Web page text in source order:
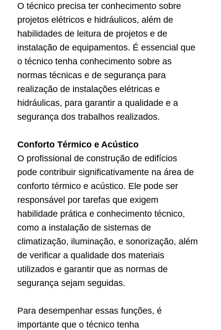
O técnico precisa ter conhecimento sobre
projetos elétricos e hidráulicos, além de
habilidades de leitura de projetos e de
instalação de equipamentos. É essencial que
o técnico tenha conhecimento sobre as
normas técnicas e de segurança para
realização de instalações elétricas e
hidráulicas, para garantir a qualidade e a
segurança dos trabalhos realizados.
Conforto Térmico e Acústico
O profissional de construção de edifícios
pode contribuir significativamente na área de
conforto térmico e acústico. Ele pode ser
responsável por tarefas que exigem
habilidade prática e conhecimento técnico,
como a instalação de sistemas de
climatização, iluminação, e sonorização, além
de verificar a qualidade dos materiais
utilizados e garantir que as normas de
segurança sejam seguidas.
Para desempenhar essas funções, é
importante que o técnico tenha